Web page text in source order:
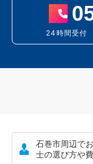
24時間受付
石巻市周辺で
士の選び方や